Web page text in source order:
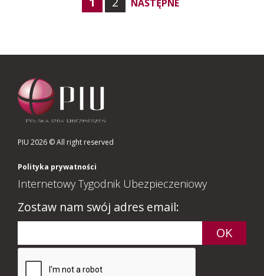
NASTĘPNE
PIU 2026 © All right reserved
Polityka prywatności
Internetowy Tygodnik Ubezpieczeniowy
Zostaw nam swój adres email: